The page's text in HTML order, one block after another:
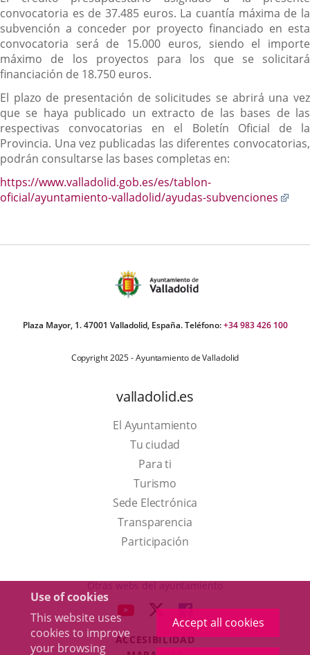
Use of cookies
This website uses
cookies to improve
your browsing
Accept all cookies
convocatoria es de 37.485 euros. La cuantía máxima de la
subvención a conceder por proyecto financiado en esta
convocatoria será de 15.000 euros, siendo el importe
máximo de los proyectos para los que se solicitará
financiación de 18.750 euros.
El plazo de presentación de solicitudes se abrirá una vez
que se haya publicado un extracto de las bases de las
respectivas convocatorias en el Boletín Oficial de la
Provincia. Una vez publicadas las diferentes convocatorias,
podrán consultarse las bases completas en:
https://www.valladolid.gob.es/es/tablon-
oficial/ayuntamiento-valladolid/ayudas-subvenciones
Plaza Mayor, 1. 47001 Valladolid, España. Teléfono:+34 983 426 100
Copyright 2025 - Ayuntamiento de Valladolid
valladolid.es
El Ayuntamiento
Tu ciudad
Para ti
TurismoThis
link
will
open
a
up
window.
Sede Electrónica
Transparencia
Participación
Otras webs del ayuntamiento
LINK
EXTERNAL
LINK
TO
EXTERNAL
LINK
TO
EXTERNAL
ACCESIBILIDAD